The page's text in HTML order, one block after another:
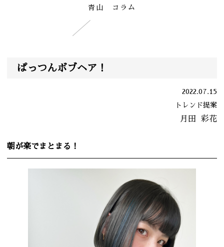
青山 コラム
ぱっつんボブヘア！
2022.07.15
トレンド提案
月田 彩花
朝が楽でまとまる！